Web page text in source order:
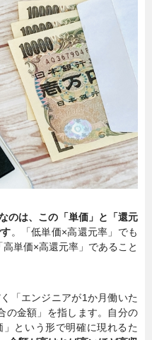
のは、この「単価」と「還元
。「低単価×高還元率」でも
高単価×高還元率」であること
「エンジニアが1か月働いた
の金額」を指します。自分の
という形で明確に現れるた